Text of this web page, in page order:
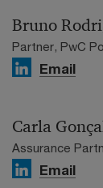
Bruno
Partner, PwC
Email
Carla
Assurance
Email